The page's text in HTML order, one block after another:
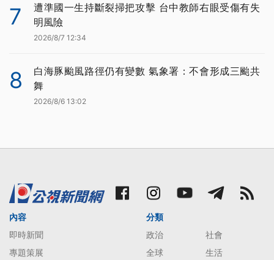
7
遭準國一生持斷裂掃把攻擊 台中教師右眼受傷有失
明風險
2026/8/7 12:34
8
白海豚颱風路徑仍有變數 氣象署：不會形成三颱共
舞
2026/8/6 13:02
內容
即時新聞
專題策展
分類
政治
社會
全球
生活